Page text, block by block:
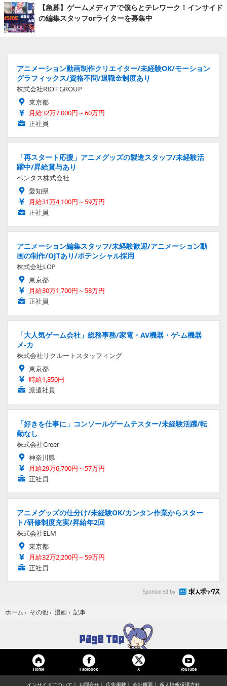
【急募】ゲームメディアで僕らとテレワーク！インサイド
の編集スタッフorライターを募集中
アニメーション動画制作クリエイター/未経験OK/モーション
グラフィックス/資格不問/退職金制度あり
株式会社RIOT GROUP
東京都
月給32万7,000円～60万円
正社員
「再スタート応援」アニメグッズの製造スタッフ/未経験活
躍中/昇給賞与あり
ベンタス株式会社
愛知県
月給31万4,100円～59万円
正社員
アニメーション編集スタッフ/未経験歓迎/アニメーション動
画の制作/OJTあり/ポテンシャル採用
株式会社LOP
東京都
月給30万1,700円～58万円
正社員
「大人気ゲーム会社」総務事務/家電・AV機器・ゲ-ム機器
メ-カ
株式会社リクルートスタッフィング
東京都
時給1,850円
派遣社員
「好きを仕事に」コンソールゲームテスター/未経験活躍/転
勤なし
株式会社Creer
神奈川県
月給29万6,700円～57万円
正社員
アニメグッズの仕分け/未経験OK/カンタン作業からスター
ト/研修制度充実/昇給年2回
株式会社ELM
東京都
月給32万2,200円～59万円
正社員
Sponsored by
ホーム › その他 › 漫画 › 記事
Home Facebook X YouTube